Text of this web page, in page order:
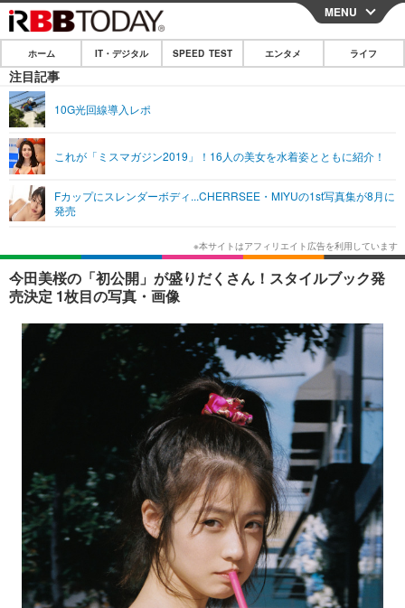
CLOSE
ホーム
IT・デジタル
ショッピング その他
SPEED TEST
エンタメ
エンタメTOP
韓国・芸能
音楽 スポーツ
その他
ライフ
ライフTOP グルメ
ペット ショッピング
その他
リリース一覧
プッシュ通知の停止方法
MENU
ホーム IT・デジタル SPEED TEST エンタメ ライフ
注目記事
10G光回線導入レポ
これが「ミスマガジン2019」！16人の美女を水着姿とともに紹介！
Fカップにスレンダーボディ...CHERRSEE・MIYUの1st写真集が8月に
発売
今田美桜の「初公開」が盛りだくさん！スタイルブック発
売決定 1枚目の写真・画像